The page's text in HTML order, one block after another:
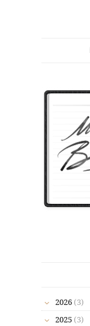
2026 (3)
2025 (3)